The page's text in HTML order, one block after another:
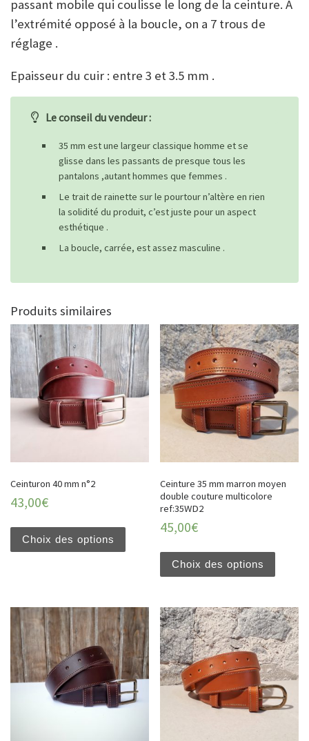
passant mobile qui coulisse le long de la ceinture. A
l’extrémité opposé à la boucle, on a 7 trous de
réglage .
Epaisseur du cuir : entre 3 et 3.5 mm .
Le conseil du vendeur :
35 mm est une largeur classique homme et se
glisse dans les passants de presque tous les
pantalons ,autant hommes que femmes .
Le trait de rainette sur le pourtour n’altère en rien
la solidité du produit, c’est juste pour un aspect
esthétique .
La boucle, carrée, est assez masculine .
Produits similaires
Ceinturon 40 mm n°2
43,00€
Choix des options
Ceinture 35 mm marron moyen
double couture multicolore
ref:35WD2
45,00€
Choix des options